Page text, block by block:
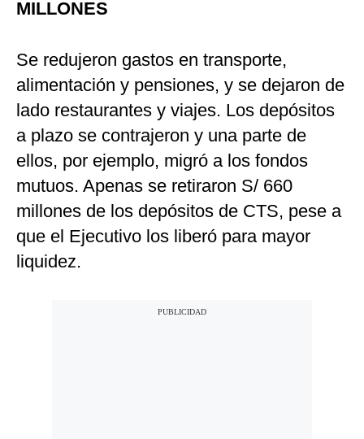
MILLONES
Se redujeron gastos en transporte,
alimentación y pensiones, y se dejaron de
lado restaurantes y viajes. Los depósitos
a plazo se contrajeron y una parte de
ellos, por ejemplo, migró a los fondos
mutuos. Apenas se retiraron S/ 660
millones de los depósitos de CTS, pese a
que el Ejecutivo los liberó para mayor
liquidez.